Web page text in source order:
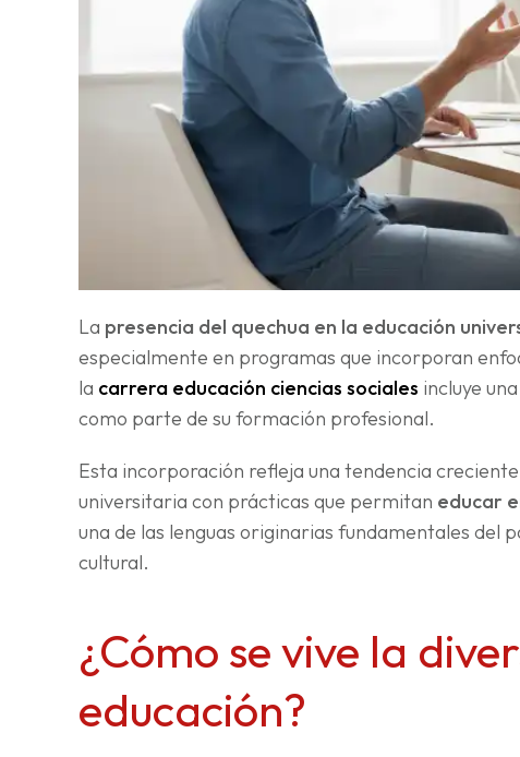
La presencia del quechua en la educación
especialmente en programas que incorporan
la carrera educación ciencias sociales incluye
como parte de su formación profesional.
Esta incorporación refleja una tendencia
universitaria con prácticas que permitan educar
una de las lenguas originarias fundamentales del
cultural.
¿Cómo se vive la
educación?